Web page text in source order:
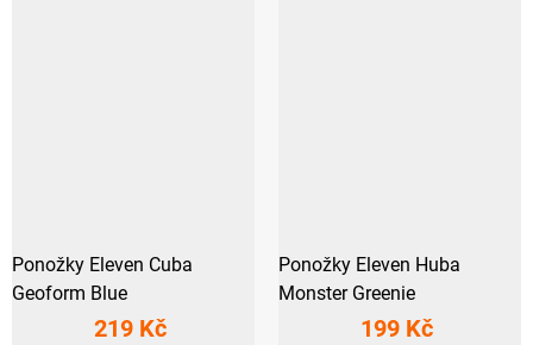
Ponožky Eleven Cuba
Geoform Blue
219 Kč
Ponožky Eleven Huba
Monster Greenie
199 Kč